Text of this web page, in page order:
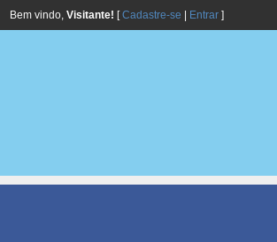
Bem vindo, Visitante! [Cadastre-se Entrar ]